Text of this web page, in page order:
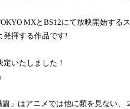
MXとBS12にて放映開始す
発揮する作品です!
いたしました！
」はアニメでは他に類を見ない、